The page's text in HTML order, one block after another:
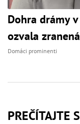
Dohra drámy
ozvala
Domáci prominenti
PREČÍTAJTE